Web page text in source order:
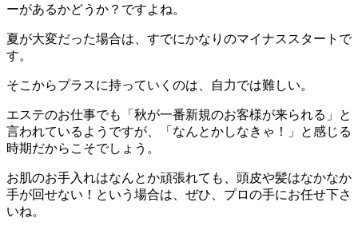
ーがあるかどうか？ですよね。
夏が大変だった場合は、すでにかなりのマイナススタートで
す。
そこからプラスに持っていくのは、自力では難しい。
エステのお仕事でも「秋が一番新規のお客様が来られる」と
言われているようですが、「なんとかしなきゃ！」と感じる
時期だからこそでしょう。
お肌のお手入れはなんとか頑張れても、頭皮や髪はなかなか
手が回せない！という場合は、ぜひ、プロの手にお任せ下さ
いね。